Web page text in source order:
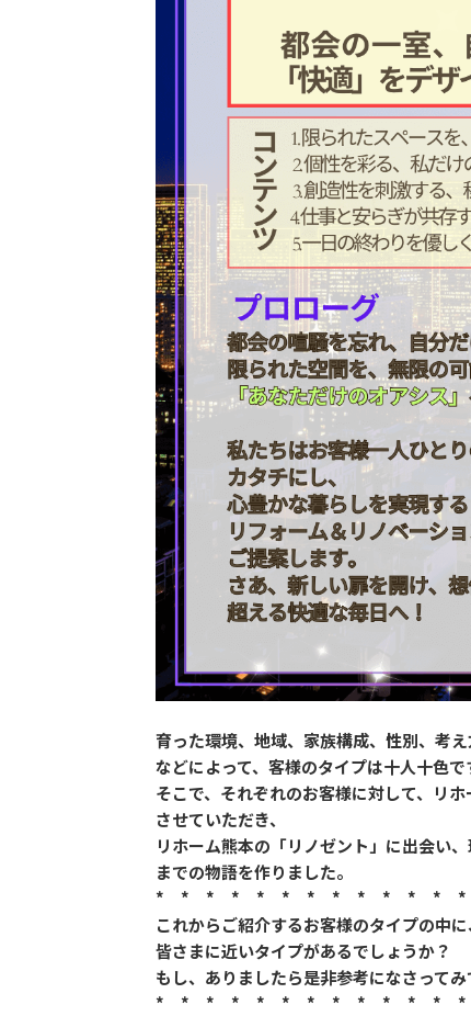
育った環境、地域、家族構成、性別、考え
などによって、客様のタイプは十人十色で
そこで、それぞれのお客様に対して、リ
させていただき、
リホーム熊本の「リノゼント」に出会い
までの物語を作りました。
* * * * * * * * * * * * *
これからご紹介するお客様のタイプの中に
皆さまに近いタイプがあるでしょうか？
もし、ありましたら是非参考になさってみ
* * * * * * * * * * * * *